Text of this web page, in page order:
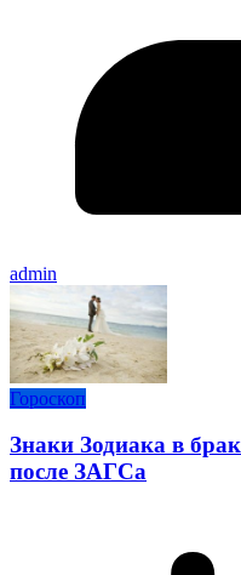
admin
Гороскоп
Знаки Зодиака в
после ЗАГСа